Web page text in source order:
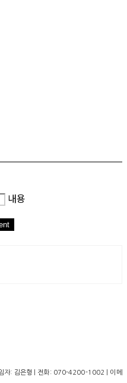
내용
자: 김은형 | 전화: 070-4200-1002 | 이메